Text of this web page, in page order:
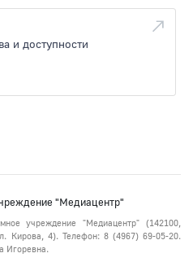
и доступности
"Медиацентр"
учреждение "Медиацентр" (142100,
Кирова, 4). Телефон: 8 (4967) 69-05-20.
Игоревна.